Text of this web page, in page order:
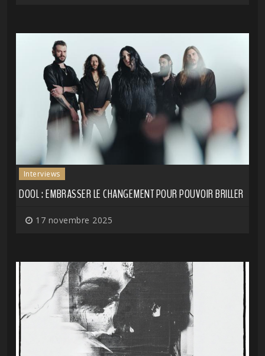
Interviews
DOOL : EMBRASSER LE CHANGEMENT POUR POUVOIR BRILLER
17 novembre 2025